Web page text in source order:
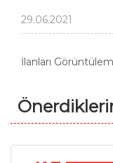
29.06.2021
İlanları